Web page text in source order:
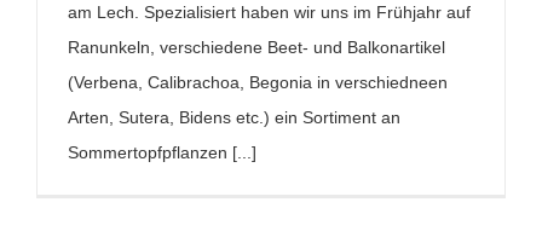
am Lech. Spezialisiert haben wir uns im Frühjahr auf
Ranunkeln, verschiedene Beet- und Balkonartikel
(Verbena, Calibrachoa, Begonia in verschiedneen
Arten, Sutera, Bidens etc.) ein Sortiment an
Sommertopfpflanzen [...]